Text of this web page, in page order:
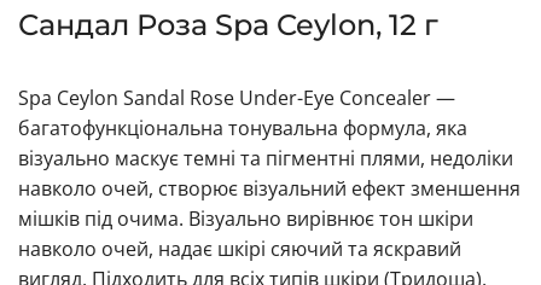
Сандал Роза Spa Ceylon, 12 г
Spa Ceylon Sandal Rose Under-Eye Concealer —
багатофункціональна тонувальна формула, яка
візуально маскує темні та пігментні плями, недоліки
навколо очей, створює візуальний ефект зменшення
мішків під очима. Візуально вирівнює тон шкіри
навколо очей, надає шкірі сяючий та яскравий
вигляд. Підходить для всіх типів шкіри (Тридоша).